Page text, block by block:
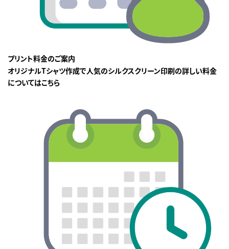
プリント料金のご案内
オリジナルTシャツ作成で人気のシルクスクリーン印刷の詳しい料金
についてはこちら